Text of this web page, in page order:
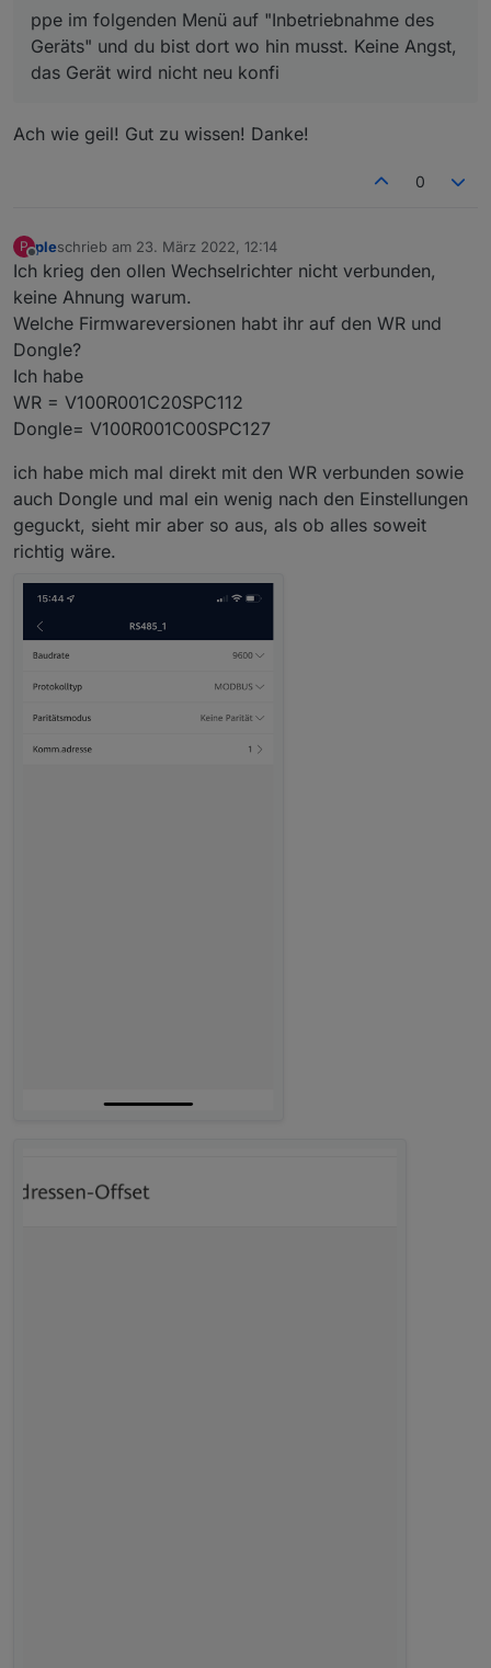
Im Dongle muss man glaube ich noch "Modbus
Unit-ID festlegen. Guck mal nach, ob die
Achso: Das Verbinden mit dem Netzwerk und
Verbinden" klicke
Auf das Bildchen mit dem Wechselrichter
klicke in der APP
In die WLAN Einstellungen vom Handy
wechsel und dann das WLAN vom
Dann sollte er einem das Auswahlmenü
anbieten, ob man Installateur oder
nur im Modus Installateur vornehmen.
diese Information ist nicht richtig. Das geht sehr wohl
mit der FusionSolar App.
Starte sie ganz normal und tippe dann auf ich (unten
rechts)
das Gerät wird nicht neu konfiguriert. Das Menü
ppe im folgenden Menü auf "Inbetriebnahme des
Geräts" und du bist dort wo hin musst. Keine Angst,
das Gerät wird nicht neu konfi
Ach wie geil! Gut zu wissen! Danke!
0
P
Offline
pleschrieb am 23. März 2022, 12:14
zuletzt editiert von
Ich krieg den ollen Wechselrichter nicht verbunden,
keine Ahnung warum.
Welche Firmwareversionen habt ihr auf den WR und
Dongle?
Ich habe
WR = V100R001C20SPC112
Dongle= V100R001C00SPC127
ich habe mich mal direkt mit den WR verbunden sowie
auch Dongle und mal ein wenig nach den Einstellungen
geguckt, sieht mir aber so aus, als ob alles soweit
richtig wäre.